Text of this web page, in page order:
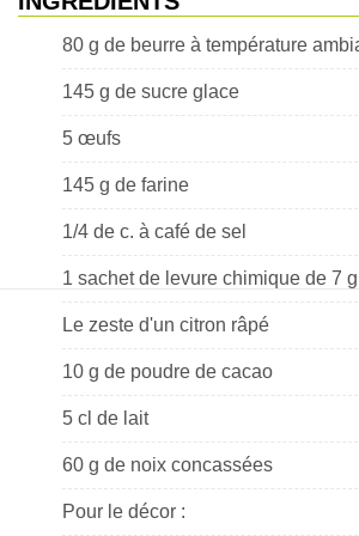
80 g de beurre à température
145 g de sucre glace
5 œufs
145 g de farine
1/4 de c. à café de sel
1 sachet de levure chimique de 7 g
Le zeste d'un citron râpé
10 g de poudre de cacao
5 cl de lait
60 g de noix concassées
Pour le décor :